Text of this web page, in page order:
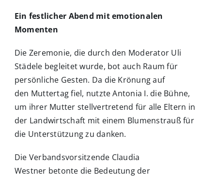
Ein festlicher Abend mit emotionalen
Momenten
Die Zeremonie, die durch den Moderator Uli
Städele begleitet wurde, bot auch Raum für
persönliche Gesten. Da die Krönung auf
den Muttertag fiel, nutzte Antonia I. die Bühne,
um ihrer Mutter stellvertretend für alle Eltern in
der Landwirtschaft mit einem Blumenstrauß für
die Unterstützung zu danken.
Die Verbandsvorsitzende Claudia
Westner betonte die Bedeutung der